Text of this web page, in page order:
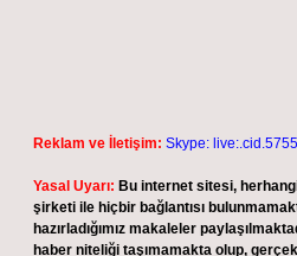
Reklam ve İletişim: Skype:
Yasal Uyarı: Bu internet sitesi,
şirketi ile hiçbir bağlantısı
hazırladığımız makaleler
haber niteliği taşımamakta olup,